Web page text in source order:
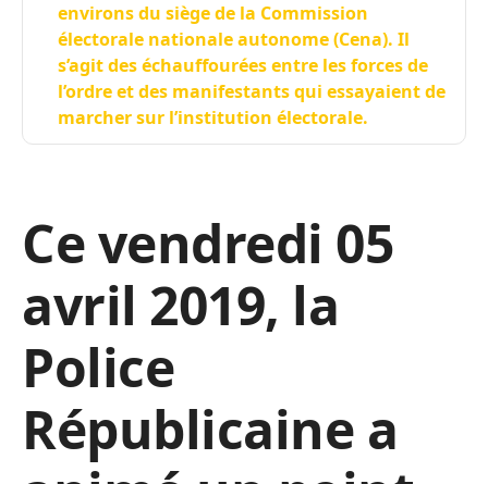
environs du siège de la Commission
électorale nationale autonome (Cena). Il
s’agit des échauffourées entre les forces de
l’ordre et des manifestants qui essayaient de
marcher sur l’institution électorale.
Ce vendredi 05
avril 2019, la
Police
Républicaine a